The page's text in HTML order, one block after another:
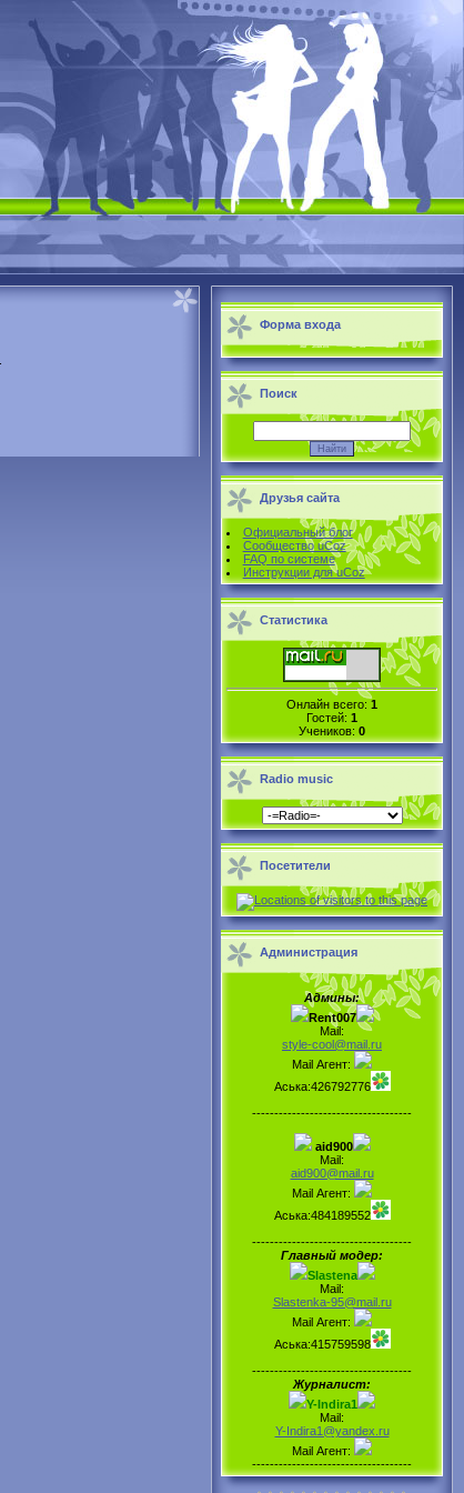
Форма входа
Поиск
Друзья сайта
Официальный блог
Сообщество uCoz
FAQ по системе
Инструкции для uCoz
Статистика
Онлайн всего: 1
Гостей: 1
Учеников: 0
Radio music
Посетители
Администрация
Админы:
Rent007
Mail:
style-cool@mail.ru
Mail Агент:
Аська:426792776
------------------------------------
aid900
Mail:
aid900@mail.ru
Mail Агент:
Аська:484189552
------------------------------------
Главный модер:
Slastena
Mail:
Slastenka-95@mail.ru
Mail Агент:
Аська:415759598
------------------------------------
Журналист:
Y-Indira1
Mail:
Y-Indira1@yandex.ru
Mail Агент:
------------------------------------